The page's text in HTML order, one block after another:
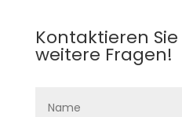
Kontaktieren
weitere Fragen!